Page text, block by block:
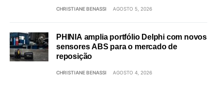
CHRISTIANE BENASSI AGOSTO 5, 2026
PHINIA amplia portfólio Delphi com novos
sensores ABS para o mercado de
reposição
CHRISTIANE BENASSI AGOSTO 4, 2026